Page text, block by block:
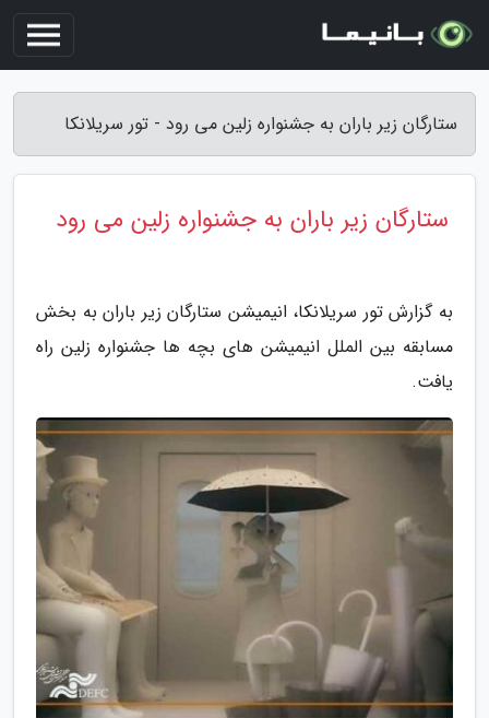
ستارگان زیر باران به جشنواره زلین می رود - تور سریلانکا
ستارگان زیر باران به جشنواره زلین می رود
به گزارش تور سریلانکا، انیمیشن ستارگان زیر باران به بخش
مسابقه بین الملل انیمیشن های بچه ها جشنواره زلین راه
یافت.